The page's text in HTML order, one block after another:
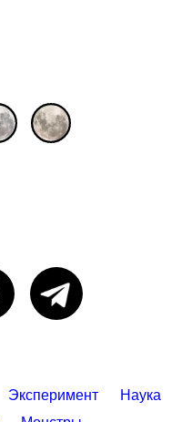
Эксперимент
Наука